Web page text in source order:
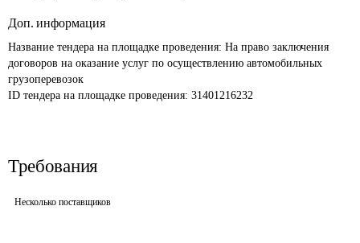
Доп. информация
Название тендера на площадке проведения: На право заключения
договоров на оказание услуг по осуществлению автомобильных
грузоперевозок
ID тендера на площадке проведения: 31401216232
Требования
Несколько поставщиков